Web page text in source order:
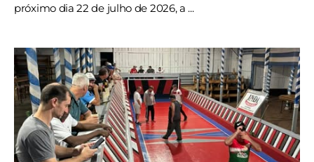
próximo dia 22 de julho de 2026, a ...